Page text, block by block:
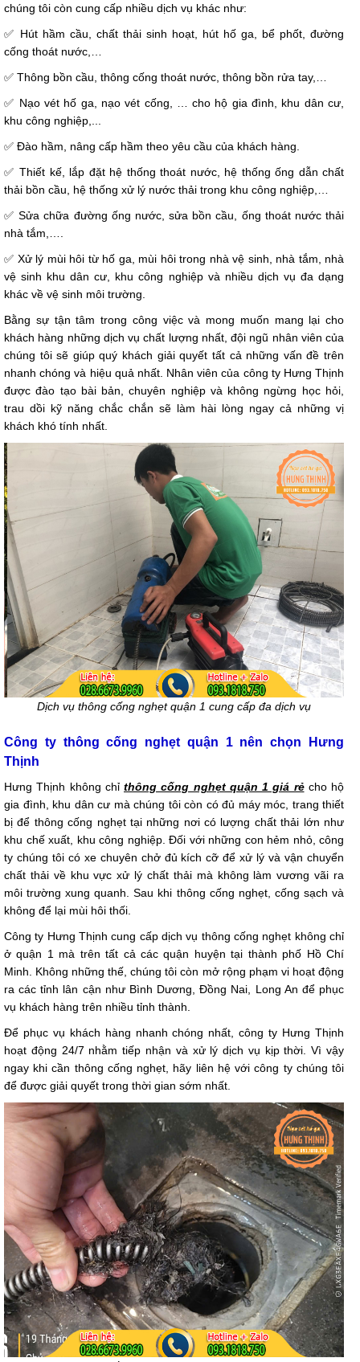
chúng tôi còn cung cấp nhiều dịch vụ khác như:
✅ Hút hầm cầu, chất thải sinh hoạt, hút hố ga, bể phốt, đường
cống thoát nước,…
✅ Thông bồn cầu, thông cống thoát nước, thông bồn rửa tay,…
✅ Nạo vét hố ga, nạo vét cống, … cho hộ gia đình, khu dân cư,
khu công nghiệp,...
✅ Đào hầm, nâng cấp hầm theo yêu cầu của khách hàng.
✅ Thiết kế, lắp đặt hệ thống thoát nước, hệ thống ống dẫn chất
thải bồn cầu, hệ thống xử lý nước thải trong khu công nghiệp,…
✅ Sửa chữa đường ống nước, sửa bồn cầu, ống thoát nước thải
nhà tắm,….
✅ Xử lý mùi hôi từ hố ga, mùi hôi trong nhà vệ sinh, nhà tắm, nhà
vệ sinh khu dân cư, khu công nghiệp và nhiều dịch vụ đa dạng
khác về vệ sinh môi trường.
Bằng sự tận tâm trong công việc và mong muốn mang lại cho
khách hàng những dịch vụ chất lượng nhất, đội ngũ nhân viên của
chúng tôi sẽ giúp quý khách giải quyết tất cả những vấn đề trên
nhanh chóng và hiệu quả nhất. Nhân viên của công ty Hưng Thịnh
được đào tạo bài bản, chuyên nghiệp và không ngừng học hỏi,
trau dồi kỹ năng chắc chắn sẽ làm hài lòng ngay cả những vị
khách khó tính nhất.
Dịch vụ thông cống nghẹt quận 1 cung cấp đa dịch vụ
Công ty thông cống nghẹt quận 1 nên chọn Hưng
Thịnh
Hưng Thịnh không chỉ thông cống nghẹt quận 1 giá rẻcho hộ
gia đình, khu dân cư mà chúng tôi còn có đủ máy móc, trang thiết
bị để thông cống nghẹt tại những nơi có lượng chất thải lớn như
khu chế xuất, khu công nghiệp. Đối với những con hẻm nhỏ, công
ty chúng tôi có xe chuyên chở đủ kích cỡ để xử lý và vận chuyển
chất thải về khu vực xử lý chất thải mà không làm vương vãi ra
môi trường xung quanh. Sau khi thông cống nghẹt, cống sạch và
không để lại mùi hôi thối.
Công ty Hưng Thịnh cung cấp dịch vụ thông cống nghẹt không chỉ
ở quận 1 mà trên tất cả các quận huyện tại thành phố Hồ Chí
Minh. Không những thế, chúng tôi còn mở rộng phạm vi hoạt động
ra các tỉnh lân cận như Bình Dương, Đồng Nai, Long An để phục
vụ khách hàng trên nhiều tỉnh thành.
Để phục vụ khách hàng nhanh chóng nhất, công ty Hưng Thịnh
hoạt động 24/7 nhằm tiếp nhận và xử lý dịch vụ kịp thời. Vì vậy
ngay khi cần thông cống nghẹt, hãy liên hệ với công ty chúng tôi
để được giải quyết trong thời gian sớm nhất.